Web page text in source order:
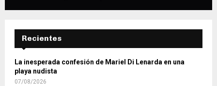
Recientes
La inesperada confesión de Mariel Di Lenarda en una
playa nudista
07/08/2026